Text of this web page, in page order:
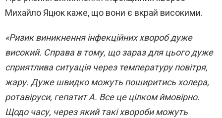
Михайло Яцюк каже, що вони є вкрай високими.
«Ризик виникнення інфекційних хвороб дуже
високий. Справа в тому, що зараз для цього дуже
сприятлива ситуація через температуру повітря,
жару. Дуже швидко можуть поширитись холера,
ротавіруси, гепатит А. Все це цілком ймовірно.
Щодо часу, через який такі хвороби можуть